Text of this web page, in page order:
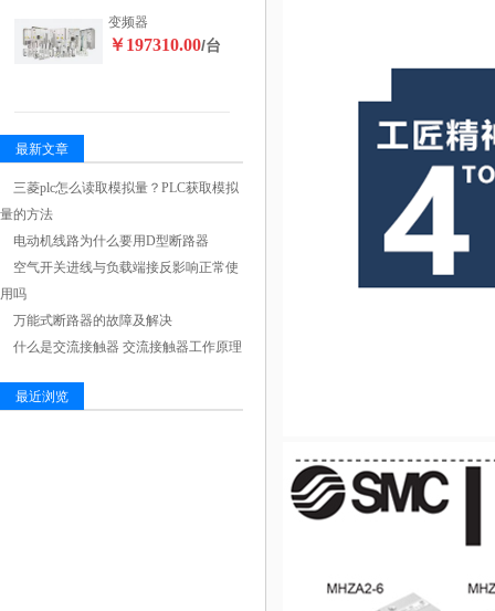
变频器
￥197310.00/台
最新文章
三菱plc怎么读取模拟量？PLC获取模拟
量的方法
电动机线路为什么要用D型断路器
空气开关进线与负载端接反影响正常使
用吗
万能式断路器的故障及解决
什么是交流接触器 交流接触器工作原理
最近浏览